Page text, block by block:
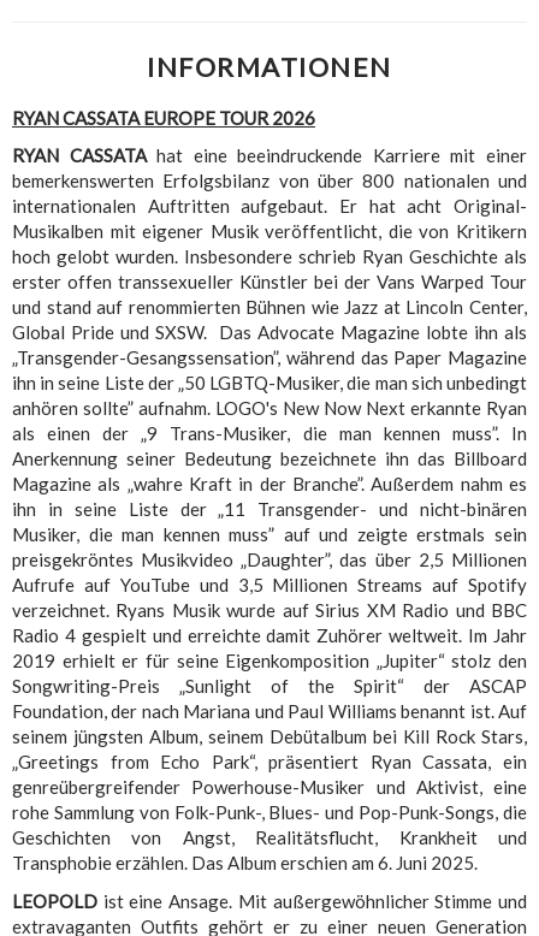
INFORMATIONEN
RYAN CASSATA EUROPE TOUR 2026
RYAN CASSATAhat eine beeindruckende Karriere mit einer
bemerkenswerten Erfolgsbilanz von über 800 nationalen und
internationalen Auftritten aufgebaut. Er hat acht Original-
Musikalben mit eigener Musik veröffentlicht, die von Kritikern
hoch gelobt wurden. Insbesondere schrieb Ryan Geschichte als
erster offen transsexueller Künstler bei der Vans Warped Tour
und stand auf renommierten Bühnen wie Jazz at Lincoln Center,
Global Pride und SXSW. Das Advocate Magazine lobte ihn als
„Transgender-Gesangssensation”, während das Paper Magazine
ihn in seine Liste der „50 LGBTQ-Musiker, die man sich unbedingt
anhören sollte” aufnahm. LOGO's New Now Next erkannte Ryan
als einen der „9 Trans-Musiker, die man kennen muss”. In
Anerkennung seiner Bedeutung bezeichnete ihn das Billboard
Magazine als „wahre Kraft in der Branche”. Außerdem nahm es
ihn in seine Liste der „11 Transgender- und nicht-binären
Musiker, die man kennen muss” auf und zeigte erstmals sein
preisgekröntes Musikvideo „Daughter”, das über 2,5 Millionen
Aufrufe auf YouTube und 3,5 Millionen Streams auf Spotify
verzeichnet. Ryans Musik wurde auf Sirius XM Radio und BBC
Radio 4 gespielt und erreichte damit Zuhörer weltweit. Im Jahr
2019 erhielt er für seine Eigenkomposition „Jupiter“ stolz den
Songwriting-Preis „Sunlight of the Spirit“ der ASCAP
Foundation, der nach Mariana und Paul Williams benannt ist. Auf
seinem jüngsten Album, seinem Debütalbum bei Kill Rock Stars,
„Greetings from Echo Park“, präsentiert Ryan Cassata, ein
genreübergreifender Powerhouse-Musiker und Aktivist, eine
rohe Sammlung von Folk-Punk-, Blues- und Pop-Punk-Songs, die
Geschichten von Angst, Realitätsflucht, Krankheit und
Transphobie erzählen. Das Album erschien am 6. Juni 2025.
LEOPOLD ist eine Ansage. Mit außergewöhnlicher Stimme und
extravaganten Outfits gehört er zu einer neuen Generation